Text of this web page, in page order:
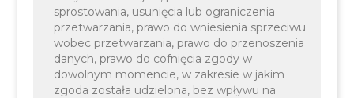
sprostowania, usunięcia lub ograniczenia
przetwarzania, prawo do wniesienia sprzeciwu
wobec przetwarzania, prawo do przenoszenia
danych, prawo do cofnięcia zgody w
dowolnym momencie, w zakresie w jakim
zgoda została udzielona, bez wpływu na